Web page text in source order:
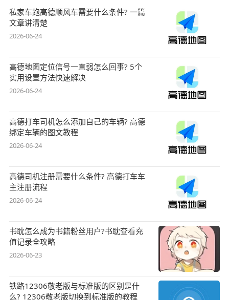
私家车跑高德顺风车需要什么条件? 一篇
文章讲清楚
2026-06-24
高德地图定位信号一直弱怎么回事? 5个
实用设置方法快速解决
2026-06-24
高德打车司机怎么添加自己的车辆? 高德
绑定车辆的图文教程
2026-06-24
高德司机注册需要什么条件? 高德打车车
主注册流程
2026-06-24
书耽怎么成为书籍粉丝用户?书耽查看充
值记录全攻略
2026-06-23
铁路12306敬老版与标准版的区别是什
么? 12306敬老版切换到标准版的教程